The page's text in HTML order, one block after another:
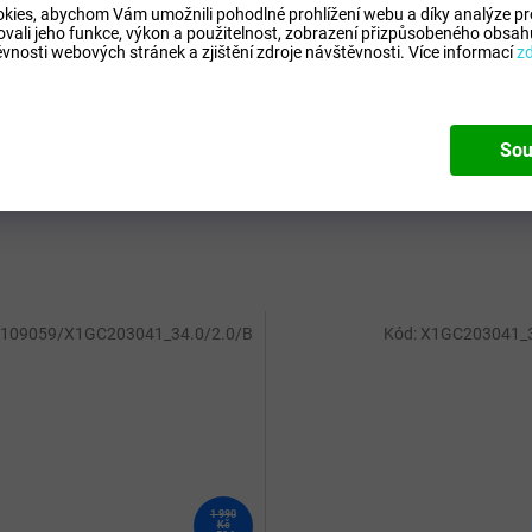
abychom Vám umožnili pohodlné prohlížení webu a díky analýze
jeho funkce, výkon a použitelnost, zobrazení přizpůsobeného
webových stránek a zjištění zdroje návštěvnosti. Více informací
1 990
Kč
109059/X1GC203041_34.0/2.0/B Kód:
svršku poskytují dynamické tlumení a stabilitu.
a stability díky Mizuno vlnové technologii.
syntetické kůže.